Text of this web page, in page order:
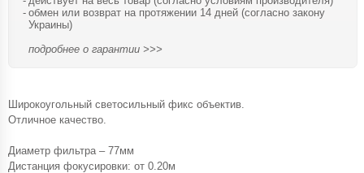
обмен или возврат на протяжении 14 дней (согласно закону
Украины)
подробнее о гарантии >>>
Широкоугольный светосильный фикс объектив.
Отличное качество.
Диаметр фильтра – 77мм
Дистанция фокусировки: от 0.20м